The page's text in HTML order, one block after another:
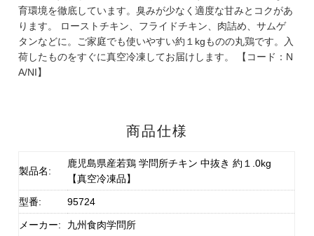
育環境を徹底しています。臭みが少なく適度な甘みとコクがあ
ります。 ローストチキン、フライドチキン、肉詰め、サムゲ
タンなどに。ご家庭でも使いやすい約１kgものの丸鶏です。入
荷したものをすぐに真空冷凍してお届けします。 【コード：N
A/NI】
商品仕様
製品名:
鹿児島県産若鶏 学問所チキン 中抜き 約１.0kg
【真空冷凍品】
型番: 95724
メーカー: 九州食肉学問所